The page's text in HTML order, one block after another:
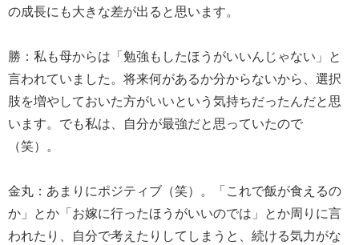
の成長にも大きな差が出ると思います。
勝：私も母からは「勉強もしたほうがいいんじゃない」と
言われていました。将来何があるか分からないから、選択
肢を増やしておいた方がいいという気持ちだったんだと思
います。でも私は、自分が最強だと思っていたので
（笑）。
金丸：あまりにポジティブ（笑）。「これで飯が食えるの
か」とか「お嫁に行ったほうがいいのでは」とか周りに言
われたり、自分で考えたりしてしまうと、続ける気力がな